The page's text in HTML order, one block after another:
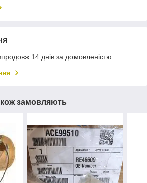
14 днів за домовленістю
замовляють